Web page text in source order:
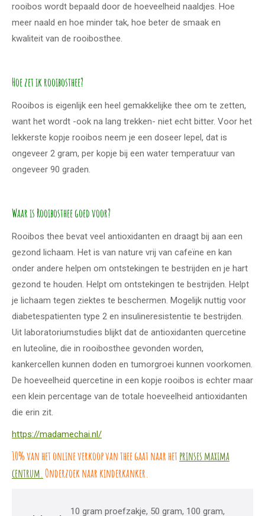
rooibos wordt bepaald door de hoeveelheid naaldjes. Hoe
meer naald en hoe minder tak, hoe beter de smaak en
kwaliteit van de rooibosthee.
Hoe zet ik rooibosthee?
Rooibos is eigenlijk een heel gemakkelijke thee om te zetten,
want het wordt -ook na lang trekken- niet echt bitter. Voor het
lekkerste kopje rooibos neem je een doseer lepel, dat is
ongeveer 2 gram, per kopje bij een water temperatuur van
ongeveer 90 graden.
Waar is Rooibosthee goed voor?
Rooibos thee bevat veel antioxidanten en draagt bij aan een
gezond lichaam. Het is van nature vrij van cafeïne en kan
onder andere helpen om ontstekingen te bestrijden en je hart
gezond te houden. Helpt om ontstekingen te bestrijden. Helpt
je lichaam tegen ziektes te beschermen. Mogelijk nuttig voor
diabetespatienten type 2 en insulineresistentie te bestrijden.
Uit laboratoriumstudies blijkt dat de antioxidanten quercetine
en luteoline, die in rooibosthee gevonden worden,
kankercellen kunnen doden en tumorgroei kunnen voorkomen.
De hoeveelheid quercetine in een kopje rooibos is echter maar
een klein percentage van de totale hoeveelheid antioxidanten
die erin zit.
https://madamechai.nl/
10% van het online verkoop van thee gaat naar het prinses maxima
centrum.Onderzoek naar kinderkanker.
10 gram proefzakje, 50 gram, 100 gram,